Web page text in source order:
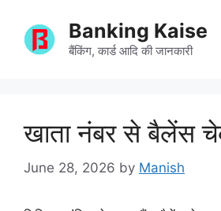
content
Banking Kaise
बैंकिंग, कार्ड आदि की जानकारी
खाता नंबर से बैलेंस
June 28, 2026 by Manish